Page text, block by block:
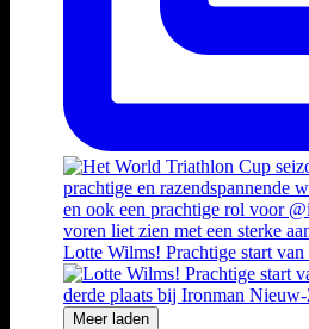
Lotte Wilms! Prachtige start van
Meer laden